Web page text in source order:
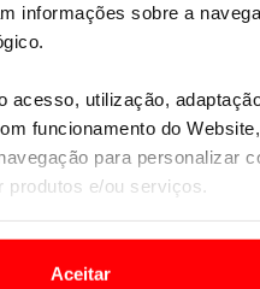
informações sobre a
acesso, utilização,
funcionamento do
para personalizar
produtos e/ou serviços.
tecnologias
termos e a todo o tempo
Aceitar
Clássico
de 2027